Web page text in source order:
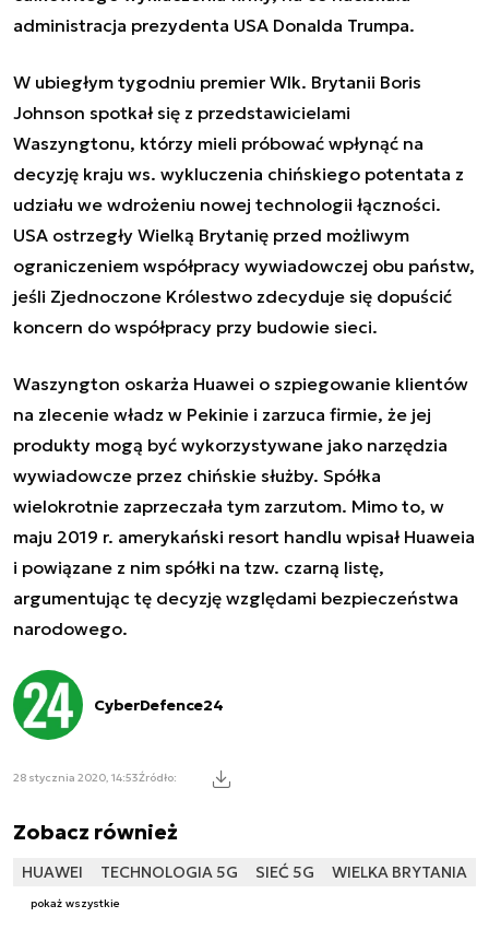
administracja prezydenta USA Donalda Trumpa.
W ubiegłym tygodniu premier Wlk. Brytanii Boris
Johnson spotkał się z przedstawicielami
Waszyngtonu, którzy mieli próbować wpłynąć na
decyzję kraju ws. wykluczenia chińskiego potentata z
udziału we wdrożeniu nowej technologii łączności.
USA ostrzegły Wielką Brytanię przed możliwym
ograniczeniem współpracy wywiadowczej obu państw,
jeśli Zjednoczone Królestwo zdecyduje się dopuścić
koncern do współpracy przy budowie sieci.
Waszyngton oskarża Huawei o szpiegowanie klientów
na zlecenie władz w Pekinie i zarzuca firmie, że jej
produkty mogą być wykorzystywane jako narzędzia
wywiadowcze przez chińskie służby. Spółka
wielokrotnie zaprzeczała tym zarzutom. Mimo to, w
maju 2019 r. amerykański resort handlu wpisał Huaweia
i powiązane z nim spółki na tzw. czarną listę,
argumentując tę decyzję względami bezpieczeństwa
narodowego.
CyberDefence24
28 stycznia 2020, 14:53Źródło:
Zobacz również
HUAWEI TECHNOLOGIA 5G SIEĆ 5G WIELKA BRYTANIA
pokaż wszystkie